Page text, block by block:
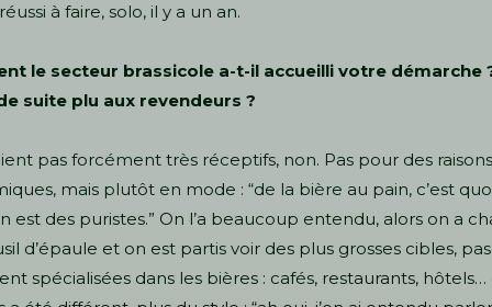
à faire, solo, il y a un an.
le secteur brassicole a-t-il accueilli votre démarche ?
suite plu aux revendeurs ?
pas forcément très réceptifs, non. Pas pour des raisons
mais plutôt en mode : “de la bière au pain, c’est
est des puristes.” On l’a beaucoup entendu, alors on a
d’épaule et on est partis voir des plus grosses cibles, pas
spécialisées dans les bières : cafés, restaurants, hôtels…